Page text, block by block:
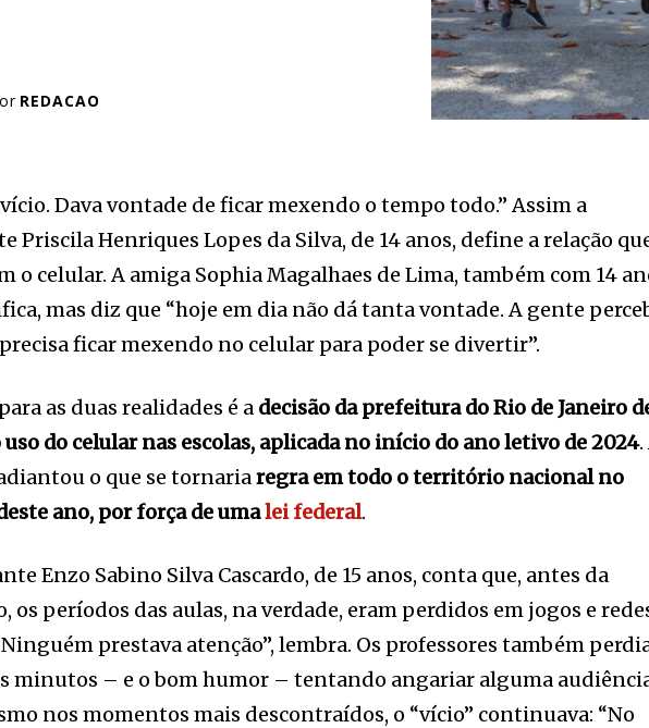
REDACAO
Dava vontade de ficar mexendo o tempo todo.” Assim a
Priscila Henriques Lopes da Silva, de 14 anos, define a relação
o celular. A amiga Sophia Magalhaes de Lima, também com 14
mas diz que “hoje em dia não dá tanta vontade. A gente
ficar mexendo no celular para poder se divertir”.
as duas realidades é a decisão da prefeitura do Rio de Janeiro
do celular nas escolas, aplicada no início do ano letivo de 2024.
o que se tornariaregra em todo o território nacional no
ano, por força de umalei federal.
Enzo Sabino Silva Cascardo, de 15 anos, conta que, antes da
os períodos das aulas, na verdade, eram perdidos em jogos e
prestava atenção”, lembra. Os professores também
minutos – e o bom humor – tentando angariar alguma
nos momentos mais descontraídos, o “vício” continuava: “No